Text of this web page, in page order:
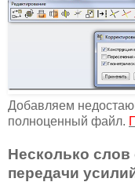
Добавляем
полноценный файл.
Несколько
передачи